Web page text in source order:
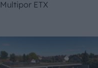
Multipor ETX